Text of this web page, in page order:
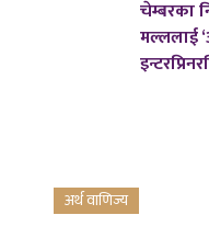
चेम्बरका
मल्ललाई
अर्थ वाणिज्य